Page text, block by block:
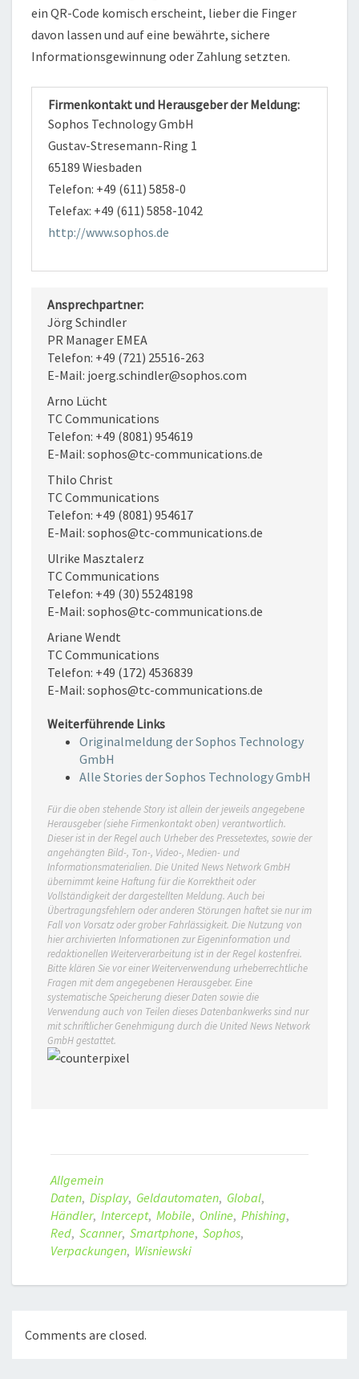
ein QR-Code komisch erscheint, lieber die Finger
davon lassen und auf eine bewährte, sichere
Informationsgewinnung oder Zahlung setzten.
Firmenkontakt und Herausgeber der Meldung:
Sophos Technology GmbH
Gustav-Stresemann-Ring 1
65189 Wiesbaden
Telefon: +49 (611) 5858-0
Telefax: +49 (611) 5858-1042
http://www.sophos.de
Ansprechpartner:
Jörg Schindler
PR Manager EMEA
Telefon: +49 (721) 25516-263
E-Mail: joerg.schindler@sophos.com
Arno Lücht
TC Communications
Telefon: +49 (8081) 954619
E-Mail: sophos@tc-communications.de
Thilo Christ
TC Communications
Telefon: +49 (8081) 954617
E-Mail: sophos@tc-communications.de
Ulrike Masztalerz
TC Communications
Telefon: +49 (30) 55248198
E-Mail: sophos@tc-communications.de
Ariane Wendt
TC Communications
Telefon: +49 (172) 4536839
E-Mail: sophos@tc-communications.de
Weiterführende Links
Originalmeldung der Sophos Technology
GmbH
Alle Stories der Sophos Technology GmbH
Für die oben stehende Story ist allein der jeweils angegebene
Herausgeber (siehe Firmenkontakt oben) verantwortlich.
Dieser ist in der Regel auch Urheber des Pressetextes, sowie der
angehängten Bild-, Ton-, Video-, Medien- und
Informationsmaterialien. Die United News Network GmbH
übernimmt keine Haftung für die Korrektheit oder
Vollständigkeit der dargestellten Meldung. Auch bei
Übertragungsfehlern oder anderen Störungen haftet sie nur im
Fall von Vorsatz oder grober Fahrlässigkeit. Die Nutzung von
hier archivierten Informationen zur Eigeninformation und
redaktionellen Weiterverarbeitung ist in der Regel kostenfrei.
Bitte klären Sie vor einer Weiterverwendung urheberrechtliche
Fragen mit dem angegebenen Herausgeber. Eine
systematische Speicherung dieser Daten sowie die
Verwendung auch von Teilen dieses Datenbankwerks sind nur
mit schriftlicher Genehmigung durch die United News Network
GmbH gestattet.
Allgemein
Daten, Display, Geldautomaten, Global,
Händler, Intercept, Mobile, Online, Phishing,
Red, Scanner, Smartphone, Sophos,
Verpackungen, Wisniewski
Comments are closed.